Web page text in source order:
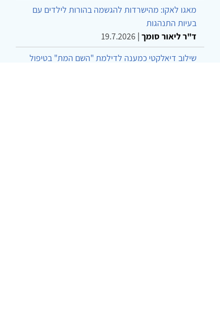
מאגו לאקו: מהישרדות להגשמה בהורות לילדים עם
בעיות התנהגות
ד"ר ליאור סומך |
19.7.2026
שילוב דיאלקטי כמענה לדילמת "השם המת" בטיפול